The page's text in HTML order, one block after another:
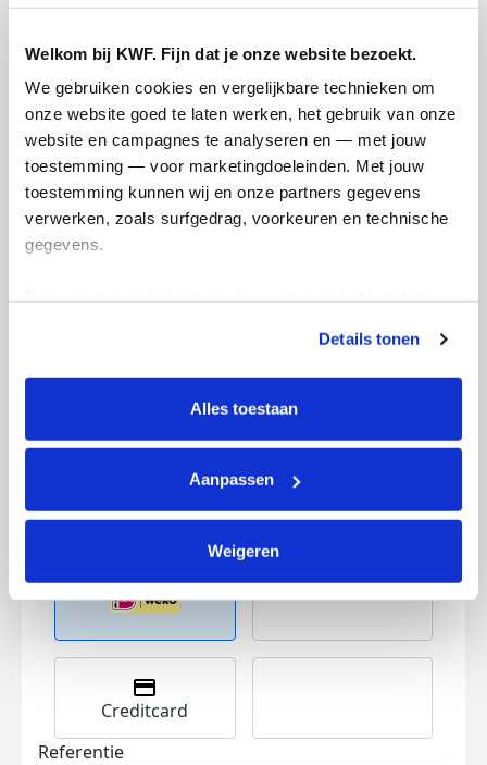
Welkom bij KWF. Fijn dat je onze website bezoekt.
We gebruiken cookies en vergelijkbare technieken om
onze website goed te laten werken, het gebruik van onze
website en campagnes te analyseren en — met jouw
toestemming — voor marketingdoeleinden. Met jouw
toestemming kunnen wij en onze partners gegevens
verwerken, zoals surfgedrag, voorkeuren en technische
gegevens.
tonen. Je kunt je toestemming op elk moment wijzigen of
intrekken via Cookie instellingen onderaan de pagina. De
lijst met cookies is te vinden in het tabblad “details”.
Details tonen
Alles toestaan
Aanpassen
Weigeren
Ik blijf graag op de hoogte van nieuws,
acties en manieren waarop ik kan
bijdragen aan KWF via:
E-mail
Lees hierhoe KWF omgaat met je
persoonsgegevens.
Jouw bericht op de actiepagina van Team
(optioneel)
Volgende
Volgende
Creditcard
Referentie